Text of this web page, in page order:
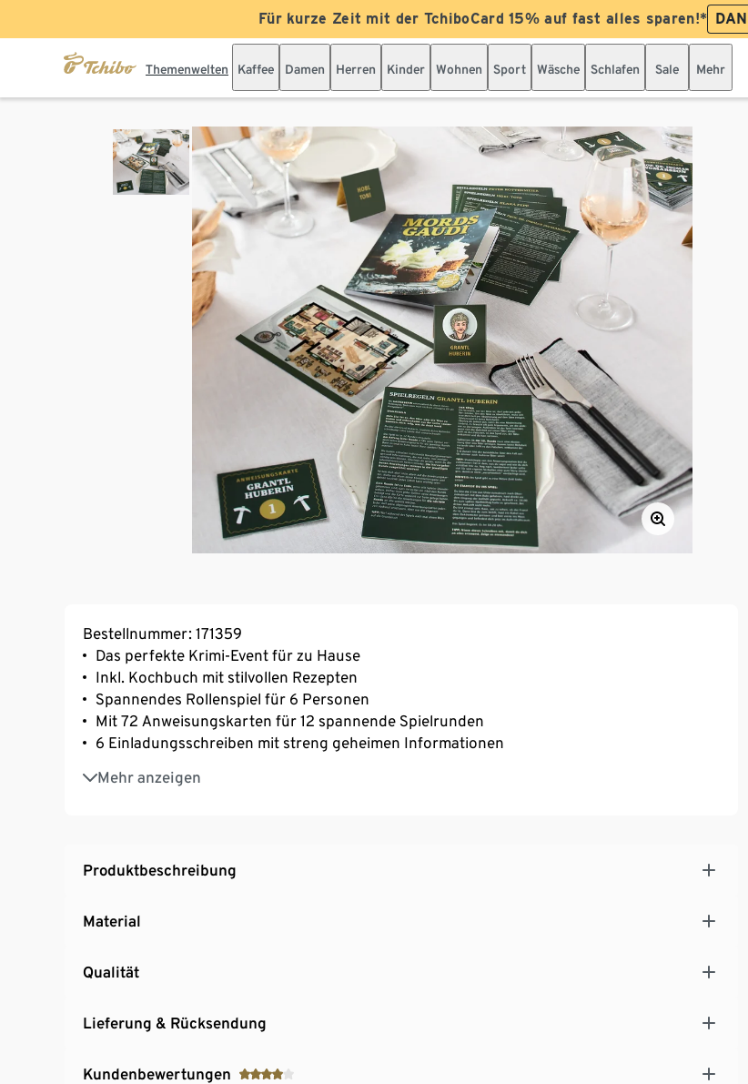
Für kurze Zeit mit der TchiboCard 15% auf fast alles sparen!*
Themenwelten Kaffee Damen Herren Kinder Wohnen Sport Wäsche Schlafen Sale Mehr
Bestellnummer: 171359
Das perfekte Krimi-Event für zu Hause
Inkl. Kochbuch mit stilvollen Rezepten
Spannendes Rollenspiel für 6 Personen
Mit 72 Anweisungskarten für 12 spannende Spielrunden
6 Einladungsschreiben mit streng geheimen Informationen
Mehr anzeigen
Inkl. Tischkärtchen und Skizze des Schauplatzes
Spieldauer: 1,5+ Stunden
Produktbeschreibung
Material
Qualität
Lieferung & Rücksendung
Kundenbewertungen